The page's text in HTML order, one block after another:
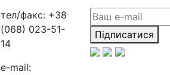
тел/факс: +38
(068) 023-51-
14
e-mail:
Підписатися